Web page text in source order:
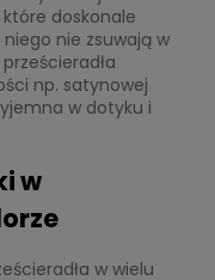
doskonale
nie zsuwają w
np. satynowej
w dotyku i
w
w wielu